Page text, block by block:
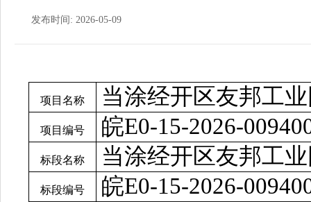
发布时间: 2026-05-09
项目名称 当涂经开区友邦工
项目编号 皖E0-15-2026-
标段名称 当涂经开区友邦工
标段编号 皖E0-15-2026-